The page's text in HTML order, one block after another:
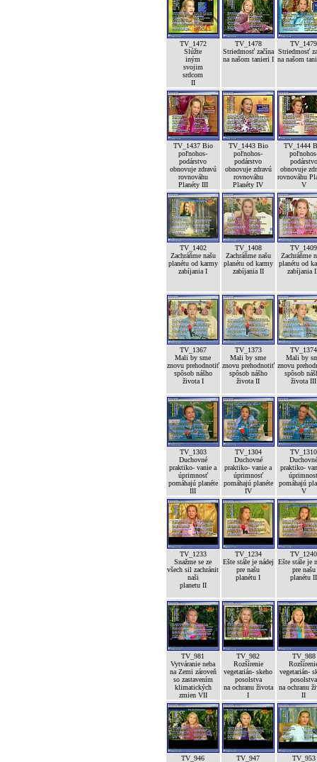
TV_1472
Slúžte
iným
svojim
srdcom
II
TV_1478
Striedmosť začína
na našom tanieri I
TV_1479
Striedmosť
na našom
TV_1437 Bio
poľnohos-
podárstvo
obnovuje zdravú
rovnováhu
Planéty III
TV_1443 Bio
poľnohos-
podárstvo
obnovuje zdravú
rovnováhu
Planéty IV
TV_1444
podárstvo
obnovuje
rovnováhu
V
TV_1402
Zachráňme našu
planétu od karmy
zabíjania I
TV_1408
Zachráňme našu
planétu od karmy
zabíjania II
TV_1409
Zachráňme
planétu od
zabíjania
TV_1367
Mali by sme
znovu prehodnotiť
spôsob nášho
života I
TV_1373
Mali by sme
znovu prehodnotiť
spôsob nášho
života II
TV_1374
Mali by
znovu
spôsob
života III
TV_1303
Duchovné
praktiko- vanie a
úprimnosť
pomáhajú planéte
III
TV_1304
Duchovné
praktiko- vanie a
úprimnosť
pomáhajú planéte
IV
TV_1310
praktiko-
pomáhajú
V
TV_1233
Snažme se ze
všech sil zachránit
naši
planetu II
TV_1234
Ešte stále je nádej
pre našu
planétu I
TV_1240
Ešte stále je
pre našu
planétu II
TV_981
Vytváranie neba
na Zemi zároveň
so zastavením
klimatických
zmien VII
TV_982
Rozšírenie
vegetarián- skeho
posolstva
na ochranu života
I
TV_988
vegetarián-
posolstva
na ochranu
II
TV_946 TV_947 TV_953